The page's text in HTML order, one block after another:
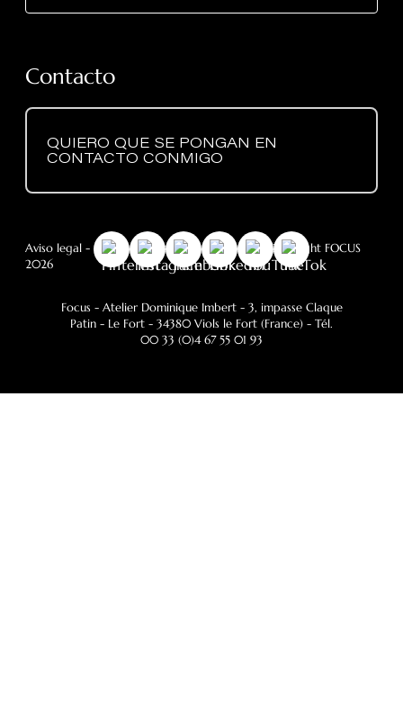
Contacto
QUIERO QUE SE PONGAN EN
CONTACTO CONMIGO
Aviso legal - RGPD - Política de cookies - © Copyright FOCUS
2026
Focus - Atelier Dominique Imbert- 3, impasse Claque
Patin - Le Fort - 34380 Viols le Fort (France) - Tél.
00 33 (0)4 67 55 01 93